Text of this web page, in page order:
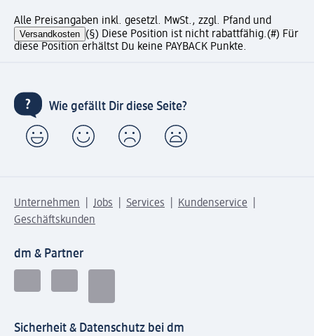
Alle Preisangaben inkl. gesetzl. MwSt., zzgl. Pfand und
Versandkosten (§) Diese Position ist nicht rabattfähig.(#) Für
diese Position erhältst Du keine PAYBACK Punkte.
Wie gefällt Dir diese Seite?
Unternehmen Jobs Services
Kundenservice
Geschäftskunden
dm & Partner
Sicherheit & Datenschutz bei dm